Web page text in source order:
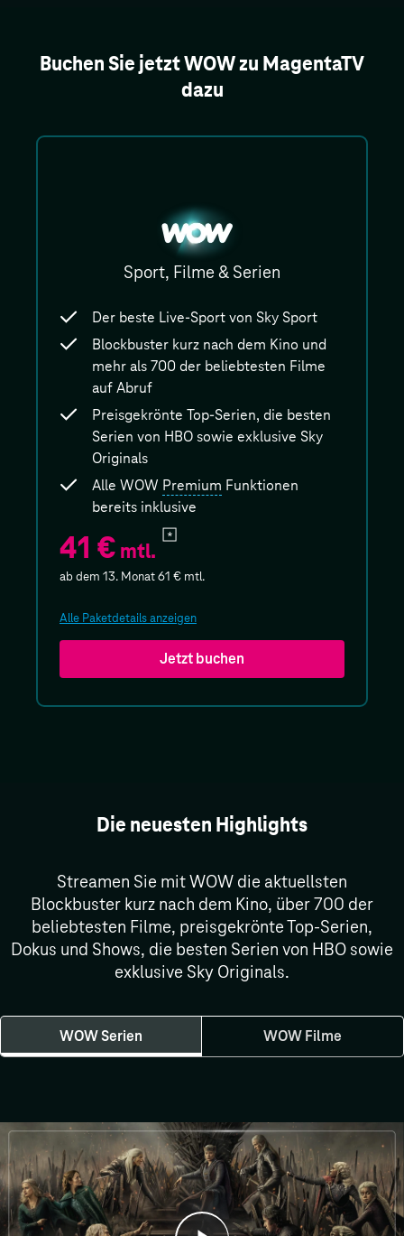
Buchen Sie jetzt WOW zu MagentaTV
dazu
WOW
Sport, Filme & Serien
Der beste Live-Sport von Sky Sport
Block­buster kurz nach dem Kino und
mehr als 700 der belieb­testen Filme
auf Abruf
Preis­gekrönte Top-Serien, die besten
Serien von HBO sowie exklusive Sky
Originals
Alle WOW Premium Funktionen
bereits inklusive
41 € mtl.
ab dem 13. Monat61 € mtl.
Alle Paketdetails anzeigen
Jetzt buchen
Die neuesten Highlights
Streamen Sie mit WOW die aktuellsten
Blockbuster kurz nach dem Kino, über 700 der
beliebtesten Filme, preisgekrönte Top-Serien,
Dokus und Shows, die besten Serien von HBO sowie
exklusive Sky Originals.
WOW Serien WOW Filme